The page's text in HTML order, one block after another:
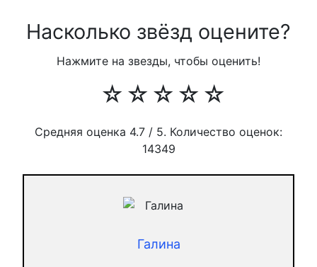
Насколько звёзд оцените?
Нажмите на звезды, чтобы оценить!
☆
☆
☆
☆
☆
Средняя оценка 4.7 / 5. Количество оценок:
14349
Галина